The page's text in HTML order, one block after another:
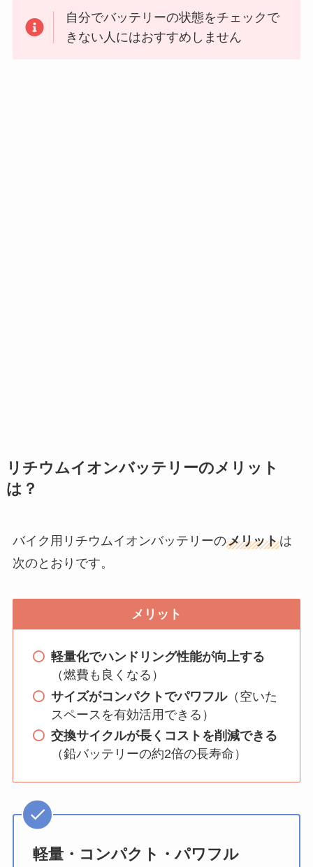
自分でバッテリーの状態をチェックで
きない人にはおすすめしません
リチウムイオンバッテリーのメリット
は？
バイク用リチウムイオンバッテリーのメリットは
次のとおりです。
メリット
軽量化でハンドリング性能が向上する
（燃費も良くなる）
サイズがコンパクトでパワフル（空いた
スペースを有効活用できる）
交換サイクルが長くコストを削減できる
（鉛バッテリーの約2倍の長寿命）
軽量・コンパクト・パワフル